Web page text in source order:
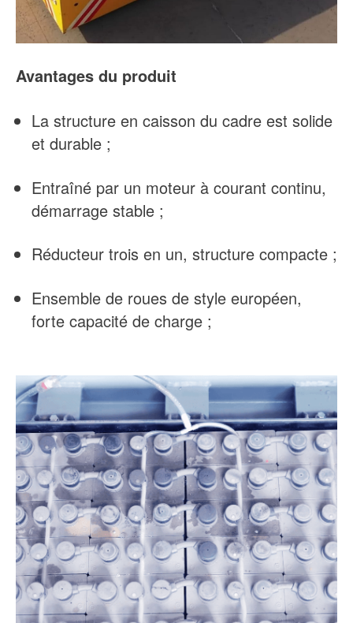
Avantages du produit
La structure en caisson du cadre est solide
et durable ;
Entraîné par un moteur à courant continu,
démarrage stable ;
Réducteur trois en un, structure compacte ;
Ensemble de roues de style européen,
forte capacité de charge ;